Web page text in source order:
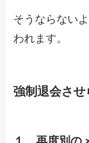
そうならない
われます。
強制退会さ